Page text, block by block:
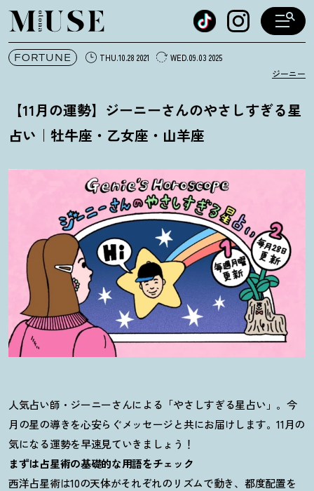
オトナミューズ ウェブ
FORTUNE THU.10.28 2021 WED.09.03 2025
ジーニー
【11月の運勢】ジーニーさんのやさしすぎる星
占い｜牡牛座・乙女座・山羊座
人気占い師・ジーニーさんによる「やさしすぎる星占い」。今
月の星の導きを心安らぐメッセージと共にお届けします。11月の
気になる運勢を早速見ていきましょう ！
まずは占星術の基礎的な用語をチェック
西洋占星術は10の天体がそれぞれのリズムで動き、都度配置を